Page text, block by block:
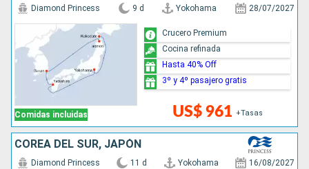
Comidas incluidas
Diamond Princess 9 d Yokohama 28/07/2027
US$ 961 +Tasas
Crucero Premium
Cocina refinada
Hasta 40% Off
3º y 4º pasajero gratis
COREA DEL SUR, JAPÓN
Diamond Princess 11 d Yokohama 16/08/2027